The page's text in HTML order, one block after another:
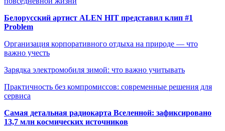
Белорусский артист ALEN HIT представил клип #1
Problem
Организация корпоративного отдыха на природе — что
важно учесть
Зарядка электромобиля зимой: что важно учитывать
Практичность без компромиссов: современные решения для
сервиса
Самая детальная радиокарта Вселенной: зафиксировано
13,7 млн космических источников